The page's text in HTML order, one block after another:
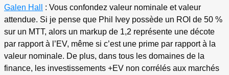
Galen Hall
: Vous confondez valeur nominale et valeur
attendue. Si je pense que Phil Ivey possède un ROI de 50 %
sur un MTT, alors un markup de 1,2 représente une décote
par rapport à l’EV, même si c’est une prime par rapport à la
valeur nominale. De plus, dans tous les domaines de la
finance, les investissements +EV non corrélés aux marchés